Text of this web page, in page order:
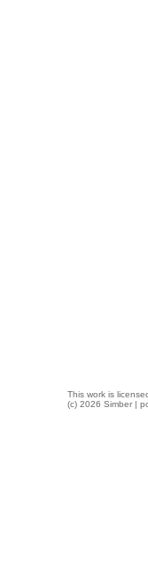
This work is
(c) 2026 Simber |